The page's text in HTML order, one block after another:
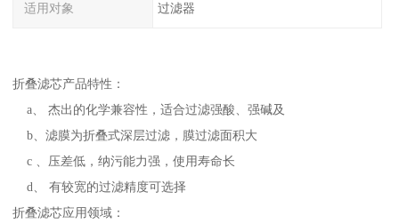
适用对象 过滤器
折叠滤芯产品特性：
a、 杰出的化学兼容性，适合过滤强酸、强碱及
b、滤膜为折叠式深层过滤，膜过滤面积大
c 、压差低，纳污能力强，使用寿命长
d、 有较宽的过滤精度可选择
折叠滤芯应用领域：